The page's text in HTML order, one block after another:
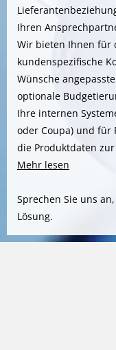
Ihren
Wir bieten Ihnen für
kundenspezifische
Wünsche
optionale
Ihre internen
oder Coupa) und für
die Produktdaten
Mehr lesen
Sprechen Sie uns
Lösung.